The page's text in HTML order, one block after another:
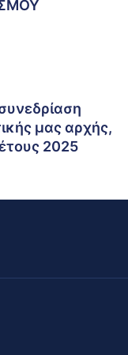
μας αρχής,
2025